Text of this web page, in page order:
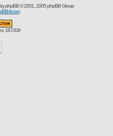
phpBB© 2001, 2005 phpBB Group
fr.com
167209